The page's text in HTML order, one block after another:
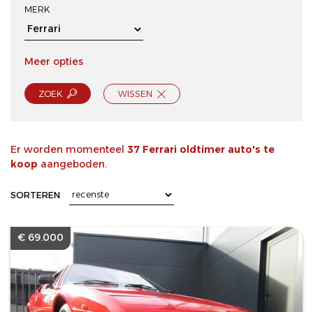
MERK
Meer opties
ZOEK WISSEN
Er worden momenteel 37 Ferrari oldtimer auto's te
koop aangeboden.
SORTEREN
€ 69.000